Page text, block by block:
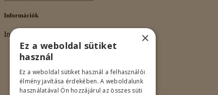
Információk
Információk
Rólunk
Adatkezelés
Vásárlási feltételek
Nagykereskedelem
Kapcsolat
×
Ez a weboldal sütiket
használ
Ez a weboldal sütiket használ a felhasználói
élmény javítása érdekében. A weboldalunk
használatával Ön hozzájárul az összes süti